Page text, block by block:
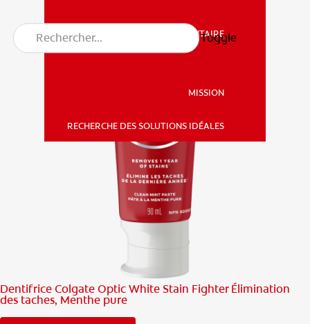
SANTÉ BUCCO-DENTAIRE
RECHERCHE DES SOLUTIONS IDÉALES
POUR LES PROFESSIONNELS
SANTÉ BUCCO-DENTAIRE
MISSION
RECHERCHE DES SOLUTIONS IDÉALES
Toggle
Dentifrice Colgate Optic White Stain Fighter Élimination
des taches, Menthe pure